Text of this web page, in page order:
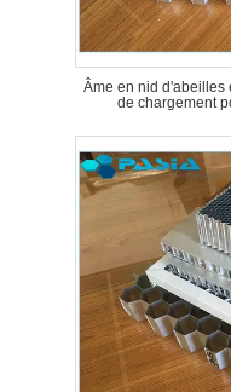
Âme en nid d'abeilles
de chargement